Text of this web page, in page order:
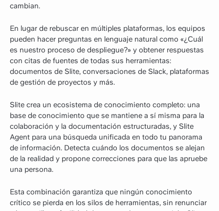
cambian.
En lugar de rebuscar en múltiples plataformas, los equipos
pueden hacer preguntas en lenguaje natural como «¿Cuál
es nuestro proceso de despliegue?» y obtener respuestas
con citas de fuentes de todas sus herramientas:
documentos de Slite, conversaciones de Slack, plataformas
de gestión de proyectos y más.
Slite crea un ecosistema de conocimiento completo: una
base de conocimiento que se mantiene a sí misma para la
colaboración y la documentación estructuradas, y Slite
Agent para una búsqueda unificada en todo tu panorama
de información. Detecta cuándo los documentos se alejan
de la realidad y propone correcciones para que las apruebe
una persona.
Esta combinación garantiza que ningún conocimiento
crítico se pierda en los silos de herramientas, sin renunciar